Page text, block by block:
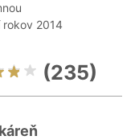
rokov 2014
(235)